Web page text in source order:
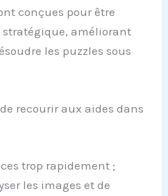
conçues pour être
améliorant
les puzzles sous
recourir aux aides dans
trop rapidement ;
les images et de